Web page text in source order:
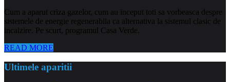
Cum a aparut criza gazelor, cum au inceput toti sa vorbeasca despre
sistemele de energie regenerabila ca alternativa la sistemul clasic de
incalzire. Pe scurt, programul Casa Verde.
READ MORE
Ultimele aparitii